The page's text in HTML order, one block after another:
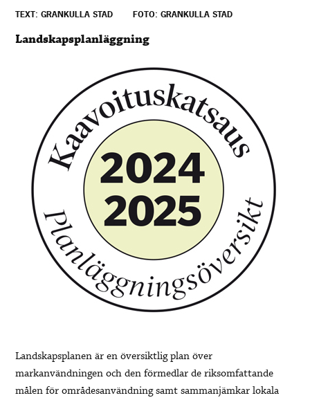
TEXT: GRANKULLA STAD FOTO: GRANKULLA STAD
Landskapsplanläggning
Landskapsplanen är en översiktlig plan över
markanvändningen och den förmedlar de riksomfattande
målen för områdesanvändning samt sammanjämkar lokala